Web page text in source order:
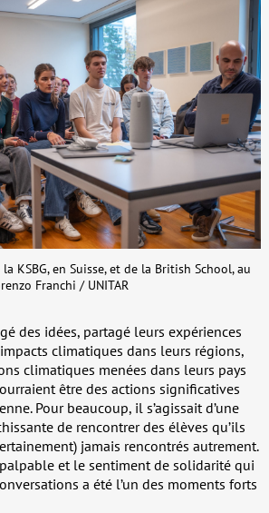
KSBG, en Suisse, et de la British School, au
Franchi / UNITAR
des idées, partagé leurs expériences
climatiques dans leurs régions,
climatiques menées dans leurs pays
être des actions significatives
Pour beaucoup, il s’agissait d’une
de rencontrer des élèves qu’ils
jamais rencontrés autrement.
palpable et le sentiment de solidarité qui
a été l’un des moments forts